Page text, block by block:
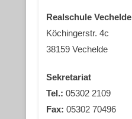
Realschule Vechelde
Köchingerstr. 4c
38159 Vechelde
Sekretariat
Tel.: 05302 2109
Fax: 05302 70496